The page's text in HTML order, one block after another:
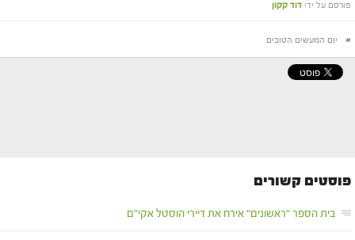
פורסם על ידי דוד קקון
# יום המעשים הטובים
פוסטים קשורים
בית הספר "ראשונים" אירח את דיירי הוסטל אקי"ם